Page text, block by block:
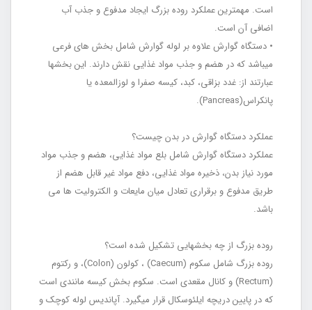
است. مهم‏ترین عملکرد روده بزرگ ایجاد مدفوع و جذب آب
اضافی آن است.
• دستگاه گوارش علاوه بر لوله گوارش شامل بخش ‏های فرعی
می‏باشد که در هضم و جذب مواد غذایی نقش دارند. این بخش‏ها
عبارتند از: غدد بزاقی، کبد، کیسه صفرا و لوزالمعده یا
پانکراس(Pancreas).
عملکرد دستگاه گوارش در بدن چیست؟
عملکرد دستگاه گوارش شامل بلع مواد غذایی، هضم و جذب مواد
مورد نیاز بدن، ذخیره مواد غذایی، دفع مواد غیر قابل هضم از
طریق مدفوع و برقراری تعادل میان مایعات و الکترولیت ‏ها می
باشد.
روده بزرگ از چه بخش‏هایی تشکیل شده است؟
روده بزرگ شامل سکوم (Caecum) ، کولون (Colon)، و رکتوم
(Rectum) و کانال مقعدی است. سکوم بخش کیسه ‏مانندی است
که در پایین دریچه ایلئوسکال قرار می‏گیرد. آپاندیس لوله کوچک و